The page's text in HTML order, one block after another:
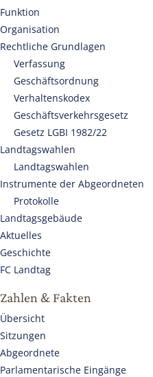
Funktion
Organisation
Rechtliche Grundlagen
Verfassung
Geschäftsordnung
Verhaltenskodex
Geschäftsverkehrsgesetz
Gesetz LGBI 1982/22
Landtagswahlen
Landtagswahlen
Instrumente der Abgeordneten
Protokolle
Landtagsgebäude
Aktuelles
Geschichte
FC Landtag
Zahlen & Fakten
Übersicht
Sitzungen
Abgeordnete
Parlamentarische Eingänge